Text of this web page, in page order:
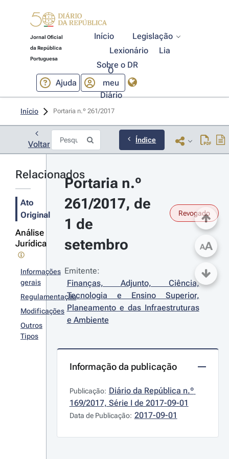
Jornal Oficial
da República
Portuguesa
Início
Legislação
Lexionário
Lia
Sobre o DR
Ajuda
O
meu
Diário
Início Portaria n.º 261/2017
Voltar Índice
Relacionados
Ato
Original
Análise
Jurídica
Informações
gerais
Regulamentação
Modificações
Outros
Tipos
Portaria n.º
261/2017, de
1 de
setembro
Revogado
Emitente:
Finanças, Adjunto, Ciência,
Tecnologia e Ensino Superior,
Planeamento e das Infraestruturas
e Ambiente
Informação da publicação
Publicação: Diário da República n.º
169/2017, Série I de 2017-09-01
Data de Publicação: 2017-09-01
AA